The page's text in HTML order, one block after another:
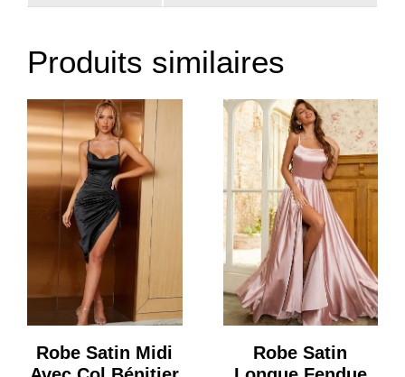
Produits similaires
Robe Satin Midi
Robe Satin